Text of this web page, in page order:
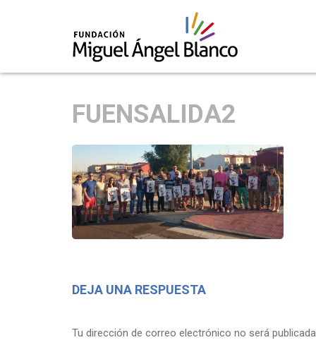
FUENSALIDA2
DEJA UNA RESPUESTA
Tu dirección de correo electrónico no será